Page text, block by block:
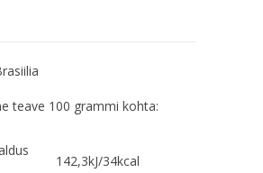
teave 100 grammi kohta:
142,3kJ/34kcal